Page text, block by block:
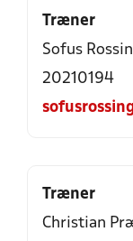
Træner
Sofus
20210194
Træner
Christian